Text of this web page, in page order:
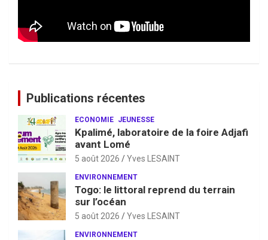
Publications récentes
ECONOMIE JEUNESSE
Kpalimé, laboratoire de la foire Adjafi
avant Lomé
5 août 2026 Yves LESAINT
ENVIRONNEMENT
Togo: le littoral reprend du terrain
sur l’océan
5 août 2026 Yves LESAINT
ENVIRONNEMENT